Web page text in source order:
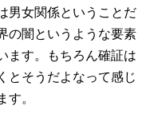
男女関係ということだ
の闇というような要素
ます。もちろん確証は
とそうだよなって感じ
す。